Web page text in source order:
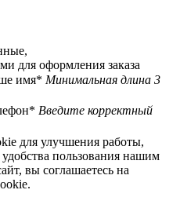
для оформления заказа
имя* Минимальная длина 3
Введите корректный
для улучшения работы,
пользования нашим
вы соглашаетесь на